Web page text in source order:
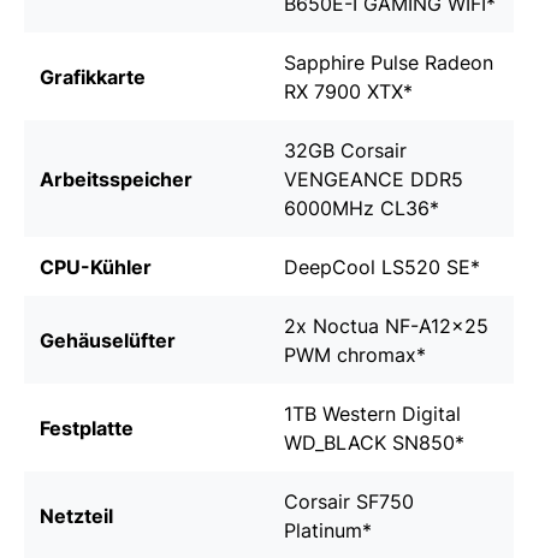
Grafikkarte
Sapphire Pulse Radeon
RX 7900 XTX*
Arbeitsspeicher
32GB Corsair
VENGEANCE DDR5
6000MHz CL36*
CPU-Kühler DeepCool LS520 SE*
Gehäuselüfter
2x Noctua NF-A12x25
PWM chromax*
Festplatte
1TB Western Digital
WD_BLACK SN850*
Netzteil
Corsair SF750
Platinum*